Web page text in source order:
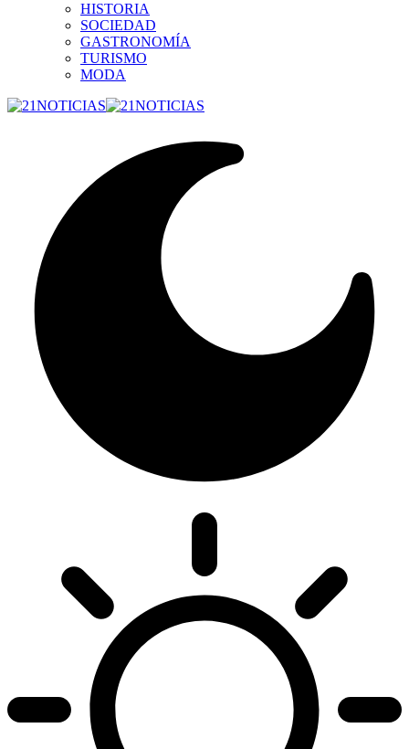
HISTORIA
SOCIEDAD
GASTRONOMÍA
TURISMO
MODA